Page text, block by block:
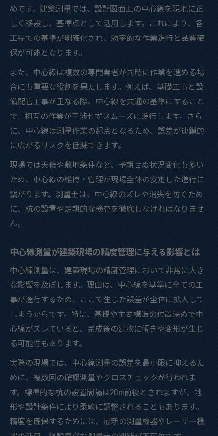
現場で役立つ中心杭設置のポイント整理
建築測量で中心杭設置の基本ポイントと手
順を解説
中心杭設置時に建築測量で注意すべき点ま
とめ
建築測量現場で活かせる中心杭設置の実践
テクニック
中心杭の設置間隔と測量ルールを建築測量
で確認
建築測量における中心杭設置の効率的な進
め方
測量士に向いている人の特徴と現場適性とは
建築測量で求められる測量士の特徴と現場
適性
建築測量業務で活かせる適性や性格的特徴
とは
現場で評価される建築測量士の具体的な特
徴を解説
建築測量を志す人が備えるべき現場適性と
は何か
解する
建築測量の種類と基準点測量の主な違いを
解説
建築測量と基準点測量の役割を比較して理
解する
めです。建築測量では、設計図面上の中心線を現地に正
しく移設し、基準点として活用します。これにより、各
工程での基準が明確化され、効率的な作業進行と品質確
保が可能となります。
また、中心線は複数の専門業者が同時に作業を進める場
合にも重要な役割を果たします。例えば、基礎工事と設
備配管工事が重なる際、中心線を共通の基準にすること
で、相互の作業が干渉せずスムーズに進行します。さら
に、中心線は測量作業の起点となるため、誤差が連鎖的
に広がるリスクを低減できます。
現場では天候や敷地条件など、予期せぬ状況変化も多い
ため、中心線の維持・管理が現場全体の安定した進行に
繋がります。測量士は、中心線のズレや消失を防ぐため
に、杭の設置や定期的な検査を徹底しなければなりませ
ん。
中心線測量が建築現場の精度管理に与える影響とは
中心線測量は、建築現場の精度管理において非常に大き
な影響を及ぼします。理由は、中心線を基準に全ての工
事が進行するため、ここで生じた誤差が全体に拡大して
しまうからです。特に、基礎や主要構造の位置決めで中
心線がズレていると、完成後の建物に傾きや変形が生じ
る可能性もあります。
実際の現場では、中心線測量の誤差を最小限に抑えるた
めに、複数回の確認測量やクロスチェックが行われま
す。標準的な杭の設置間隔は20m前後とされますが、地
形や設計条件により柔軟に調整されることもあります。
精度を確保するためには、最新の測量機器やレーザー機